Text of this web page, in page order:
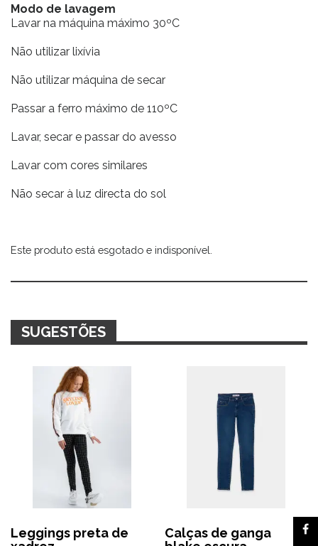
Modo de lavagem
Lavar na máquina máximo 30ºC
Não utilizar lixívia
Não utilizar máquina de secar
Passar a ferro máximo de 110ºC
Lavar, secar e passar do avesso
Lavar com cores similares
Não secar à luz directa do sol
Este produto está esgotado e indisponível.
Alternative:
SUGESTÕES
Leggings preta de
Calças de ganga